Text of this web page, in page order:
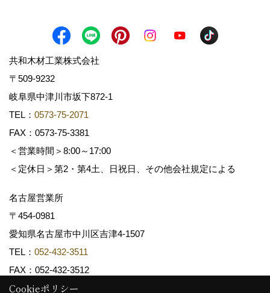
共和木材工業株式会社
〒509-9232
岐阜県中津川市坂下872‐1
TEL： 0573-75-2071
FAX：0573-75-3381
＜営業時間＞8:00～17:00
＜定休日＞第2・第4土、日祝日、その他会社規定による
名古屋営業所
〒454-0981
愛知県名古屋市中川区吉津4-1507
TEL： 052-432-3511
FAX：052-432-3512
Cookieポリシー